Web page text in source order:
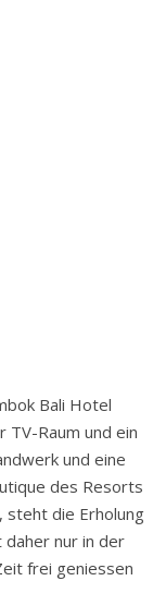
Bali Hotel
Raum und ein
und eine
des Resorts
steht die Erholung
nur in der
frei geniessen